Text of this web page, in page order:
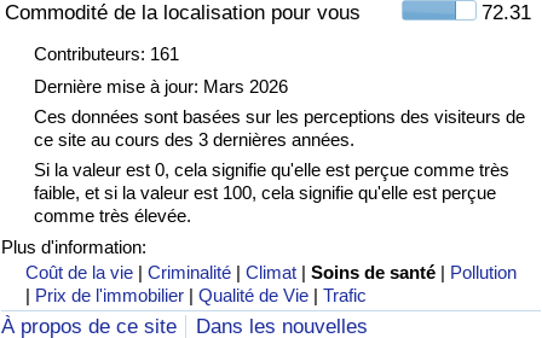
Commodité de la localisation pour vous
72.31
Contributeurs: 161
Dernière mise à jour: Mars 2026
Ces données sont basées sur les perceptions des visiteurs de
ce site au cours des 3 dernières années.
Si la valeur est 0, cela signifie qu'elle est perçue comme très
faible, et si la valeur est 100, cela signifie qu'elle est perçue
comme très élevée.
Plus d'information:
Coût de la vie |Criminalité |Climat |Soins de santé | Pollution
| Prix de l'immobilier |Qualité de Vie |Trafic
À propos de ce site Dans les nouvelles
Indice des soins de santé par Pays
Pollution
Indice de Pollution (Actuel)
Indice de pollution
Indice de Pollution par Pays
Trafic